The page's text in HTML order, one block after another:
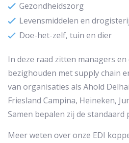
Gezondheidszorg
Levensmiddelen en drogisterij
Doe-het-zelf, tuin en dier
In deze raad zitten managers
bezighouden met supply chain
van organisaties als Ahold
Friesland Campina, Heineken,
Samen bepalen zij de standaard
Meer weten over onze EDI